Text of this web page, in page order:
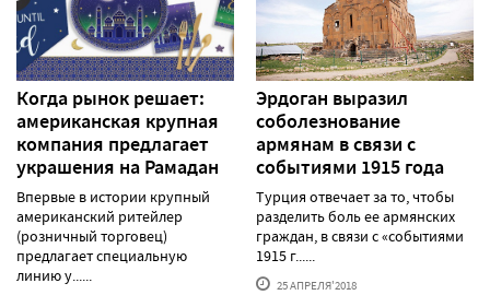
Когда рынок решает:
американская крупная
компания предлагает
украшения на Рамадан
Впервые в истории крупный
американский ритейлер
(розничный торговец)
предлагает специальную
линию у......
Эрдоган выразил
соболезнование
армянам в связи с
событиями 1915 года
Турция отвечает за то, чтобы
разделить боль ее армянских
граждан, в связи с «событиями
1915 г......
25 АПРЕЛЯ'2018